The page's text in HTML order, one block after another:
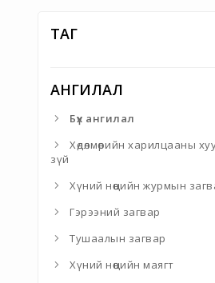
ТАГ
АНГИЛАЛ
Бүх ангилал
Хөдөлмөрийн харилцааны
зүй
Хүний нөөцийн журмын
Гэрээний загвар
Тушаалын загвар
Хүний нөөцийн маягт